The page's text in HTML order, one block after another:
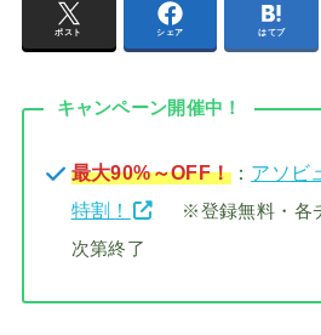
ポスト シェア はてブ
キャンペーン開催中！
最大90%～OFF！： アソビ
特割！
※登録無料・各
次第終了